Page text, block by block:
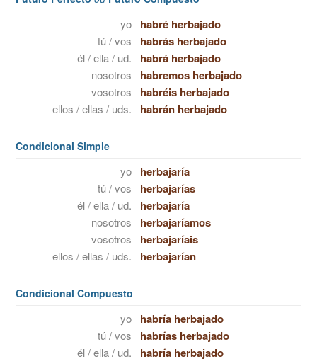
yo habré herbajado
tú / vos habrás herbajado
él / ella / ud. habrá herbajado
nosotros habremos herbajado
vosotros habréis herbajado
ellos / ellas / uds. habrán herbajado
Condicional Simple
yo herbajaría
tú / vos herbajarías
él / ella / ud. herbajaría
nosotros herbajaríamos
vosotros herbajaríais
ellos / ellas / uds. herbajarían
Condicional Compuesto
yo habría herbajado
tú / vos habrías herbajado
él / ella / ud. habría herbajado